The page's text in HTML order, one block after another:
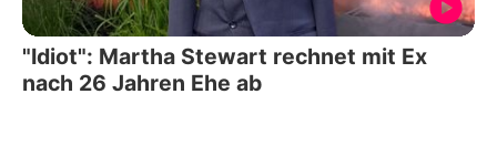
"Idiot": Martha Stewart rechnet mit Ex
nach 26 Jahren Ehe ab